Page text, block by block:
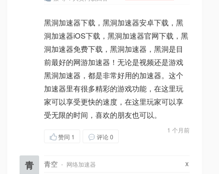
黑洞加速器下载，黑洞加速器安卓下载，黑
洞加速器iOS下载，黑洞加速器官网下载，黑
洞加速器免费下载，黑洞加速器，黑洞是目
前最好的网游加速器！无论是视频还是游戏
黑洞加速器，都是非常好用的加速器。这个
加速器里有很多精彩的游戏功能，在这里玩
家可以享受更快的速度，在这里玩家可以享
受无限的时间，喜欢的朋友也可以。
1 个月前
赞同 1 评论 0
青 青空 · 网络加速器 x